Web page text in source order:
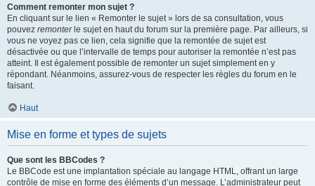
Comment remonter mon sujet ?
En cliquant sur le lien « Remonter le sujet » lors de sa consultation, vous
pouvez remonterle sujet en haut du forum sur la première page. Par ailleurs, si
vous ne voyez pas ce lien, cela signifie que la remontée de sujet est
désactivée ou que l’intervalle de temps pour autoriser la remontée n’est pas
atteint. Il est également possible de remonter un sujet simplement en y
répondant. Néanmoins, assurez-vous de respecter les règles du forum en le
faisant.
Haut
Mise en forme et types de sujets
Que sont les BBCodes ?
Le BBCode est une implantation spéciale au langage HTML, offrant un large
contrôle de mise en forme des éléments d’un message. L’administrateur peut